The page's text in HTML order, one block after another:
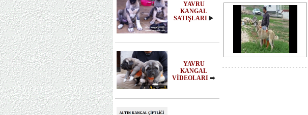
YAVRU
KANGAL
SATIŞLARI ▶️
YAVRU
KANGAL
VİDEOLARI ➡️